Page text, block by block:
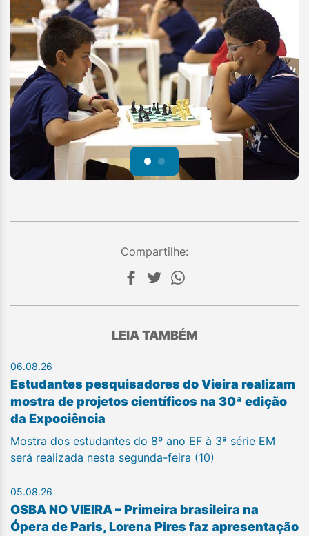
Compartilhe:
LEIA TAMBÉM
06.08.26
Estudantes pesquisadores do Vieira realizam
mostra de projetos científicos na 30ª edição
da Expociência
Mostra dos estudantes do 8º ano EF à 3ª série EM
será realizada nesta segunda-feira (10)
05.08.26
OSBA NO VIEIRA – Primeira brasileira na
Ópera de Paris, Lorena Pires faz apresentação